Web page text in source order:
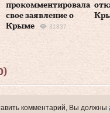
прокомментировала
свое заявление о
Крыме
31837
комментарий, Вы должны